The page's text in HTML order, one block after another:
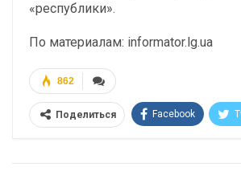
«республики».
По материалам: informator.lg.ua
862
Поделиться Facebook